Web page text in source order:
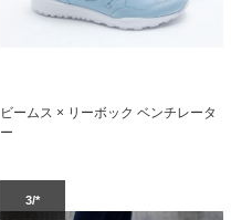
ビームス × リーボック ベンチレータ
ー
3/*